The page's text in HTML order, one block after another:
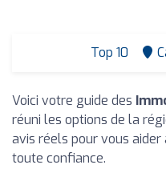
Top 10
Voici votre guide des
réuni les options de la
avis réels pour vous
toute confiance.